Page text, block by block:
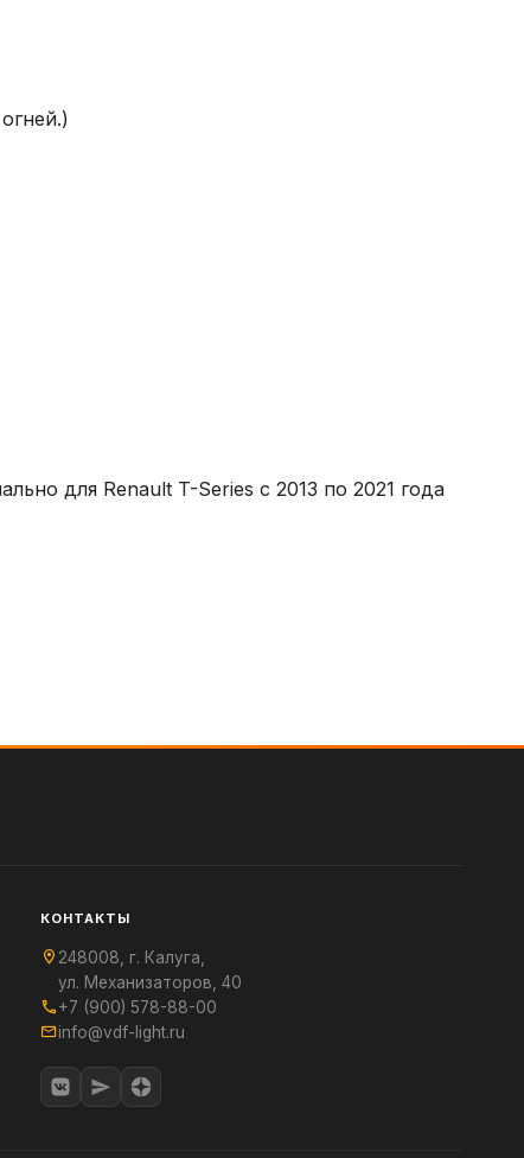
для Renault T-Series с 2013 по 2021 года
КОНТАКТЫ
248008, г. Калуга,
ул. Механизаторов, 40
+7 (900) 578-88-00
info@vdf-light.ru